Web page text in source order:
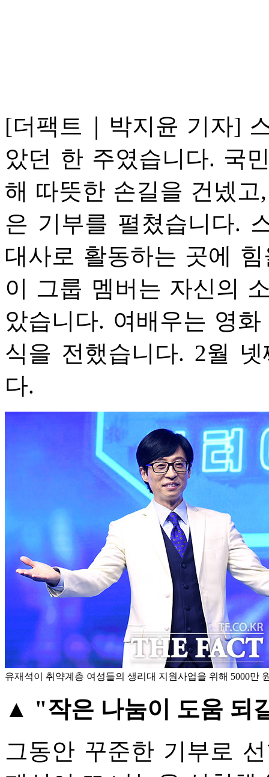
[더팩트｜박지윤 기자]
았던 한 주였습니다. 국
해 따뜻한 손길을 건넸
은 기부를 펼쳤습니다.
대사로 활동하는 곳에
이 그룹 멤버는 자신의
았습니다. 여배우는 영
식을 전했습니다. 2월
다.
유재석이 취약계층 여성들의 생리대 지원사업을 위해 5000만
▲ "작은 나눔이 도움 되
그동안 꾸준한 기부로